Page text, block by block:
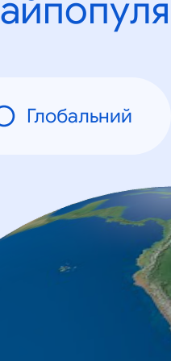
Глобальний